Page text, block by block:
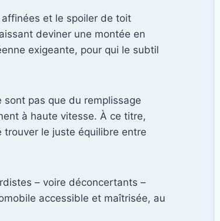
et le spoiler de toit
deviner une montée en
exigeante, pour qui le subtil
pas que du remplissage
à haute vitesse. À ce titre,
le juste équilibre entre
– voire déconcertants –
accessible et maîtrisée, au